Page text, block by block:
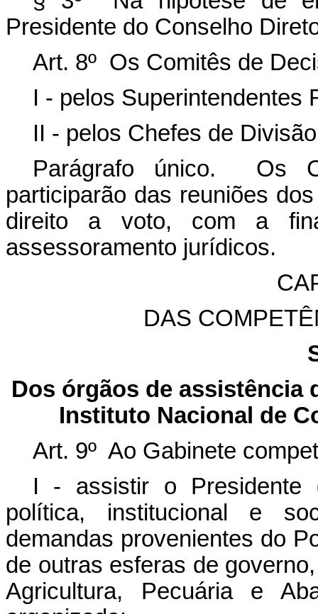
Presidente do Conselho
Art. 8º Os Comitês de
I - pelos Superintendentes
II - pelos Chefes de
Parágrafo único. Os
participarão das reuniões
direito a voto, com a
assessoramento jurídicos.
DAS
Dos órgãos de assistência
Instituto Nacional de
Art. 9º Ao Gabinete
I - assistir o Presidente
política, institucional e
demandas provenientes do
de outras esferas de
Agricultura, Pecuária e